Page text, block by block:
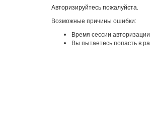
Авторизируйтесь пожалуйста.
Возможные причины ошибки:
Время сессии
Вы пытаетесь попасть в